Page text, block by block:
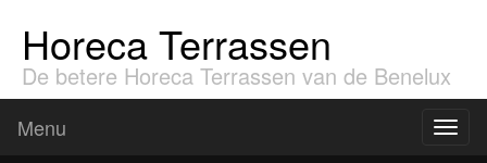
Horeca Terrassen
De betere Horeca Terrassen van de Benelux
Menu